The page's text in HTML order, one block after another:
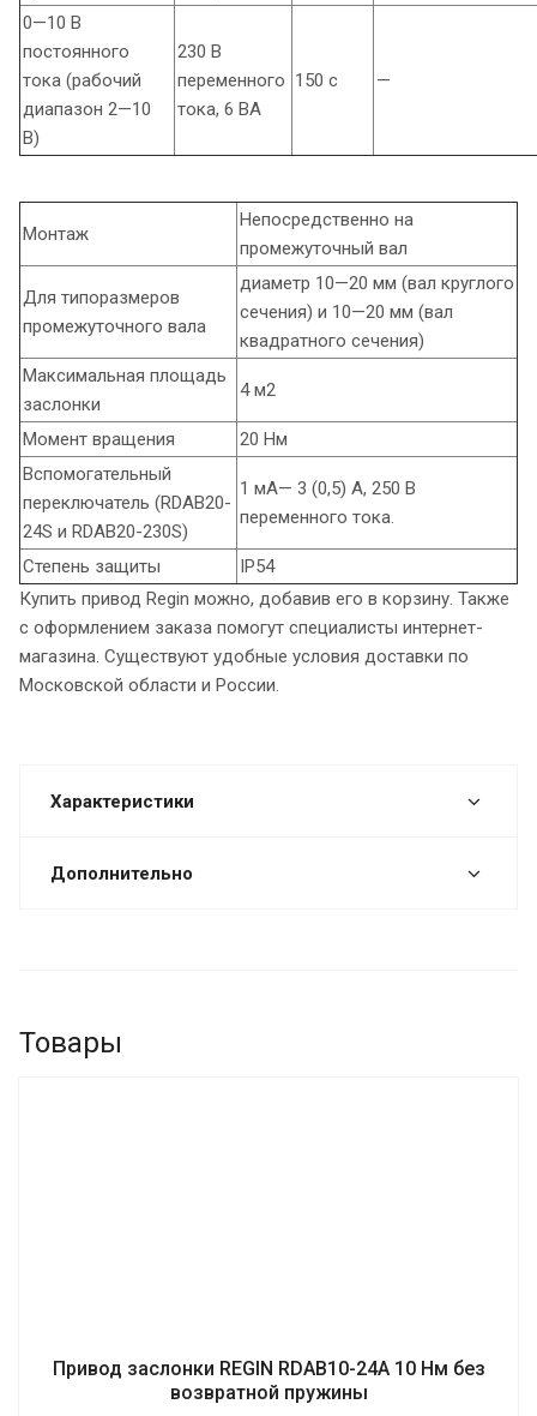
0—10 В
постоянного
тока (рабочий
диапазон 2—10
В)
230 В
переменного
тока, 6 ВА
150 с —
Монтаж
Непосредственно на
промежуточный вал
Для типоразмеров
промежуточного вала
диаметр 10—20 мм (вал круглого
сечения) и 10—20 мм (вал
квадратного сечения)
Максимальная площадь
заслонки
4 м2
Момент вращения
20 Нм
Вспомогательный
переключатель (RDAB20-
24S и RDAB20-230S)
1 мА— 3 (0,5) A, 250 В
переменного тока.
Степень защиты
IP54
Купить привод Regin можно, добавив его в корзину. Также
с оформлением заказа помогут специалисты интернет-
магазина. Существуют удобные условия доставки по
Московской области и России.
Характеристики
Дополнительно
Товары
Привод заслонки REGIN RDAB10-24A 10 Нм без
возвратной пружины